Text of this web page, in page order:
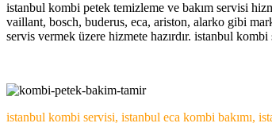
istanbul kombi petek temizleme ve bakım servisi
vaillant, bosch, buderus, eca, ariston, alarko gibi
servis vermek üzere hizmete hazırdır. istanbul
istanbul kombi servisi, istanbul eca kombi bakımı,